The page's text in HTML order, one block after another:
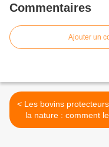
Commentaires
Ajouter un
< Les bovins protecteurs de
la nature : comment
bouses de vache